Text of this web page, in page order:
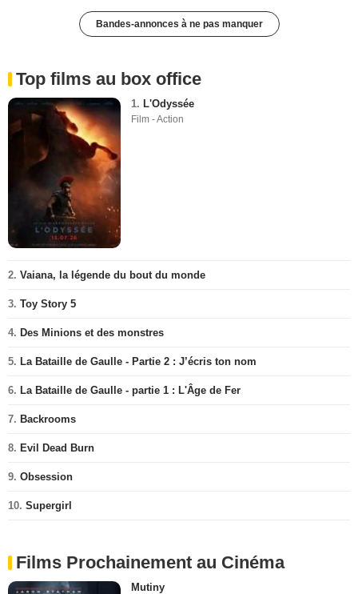
Bandes-annonces à ne pas manquer
Top films au box office
1. L'Odyssée
Film - Action
2. Vaiana, la légende du bout du monde
3. Toy Story 5
4. Des Minions et des monstres
5. La Bataille de Gaulle - Partie 2 : J’écris ton nom
6. La Bataille de Gaulle - partie 1 : L'Âge de Fer
7. Backrooms
8. Evil Dead Burn
9. Obsession
10. Supergirl
Films Prochainement au Cinéma
Mutiny